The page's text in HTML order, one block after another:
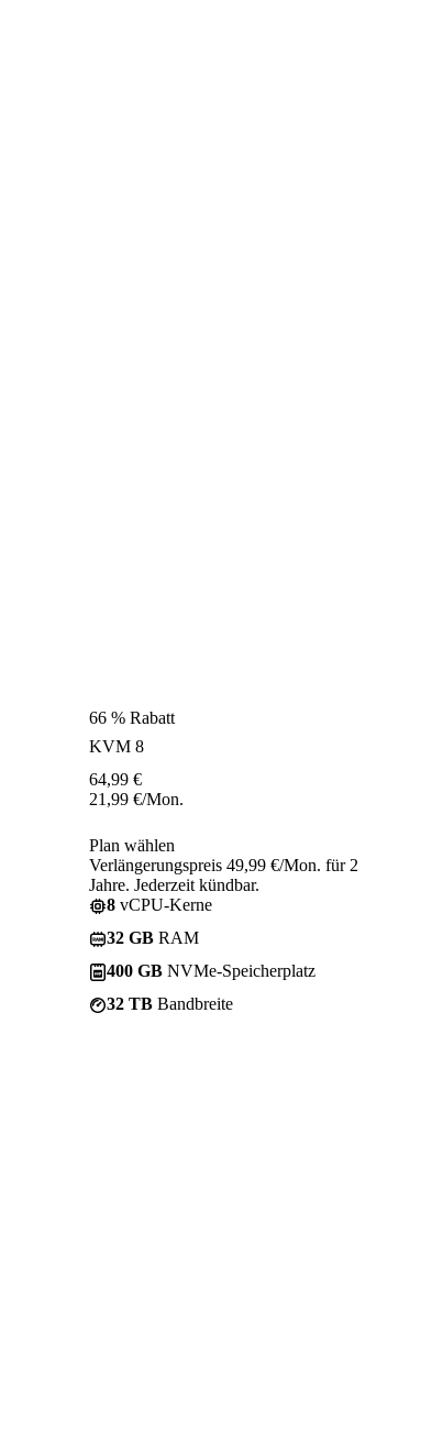
66 % Rabatt
KVM 8
64,99 €
21,99 €/Mon.
Plan wählen
Verlängerungspreis 49,99 €/Mon. für 2
Jahre. Jederzeit kündbar.
8 vCPU-Kerne
32 GB RAM
400 GB NVMe-Speicherplatz
32 TB Bandbreite